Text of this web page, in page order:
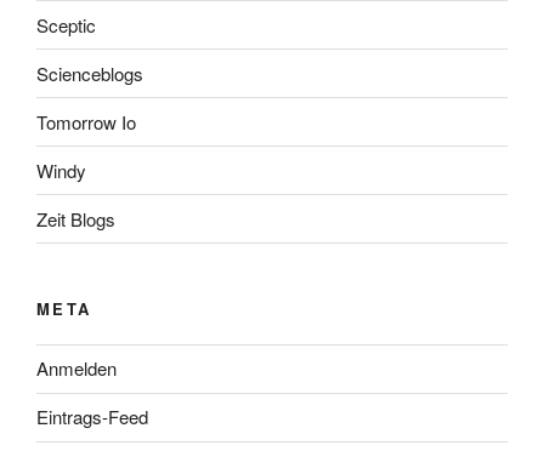
Sceptic
Scienceblogs
Tomorrow Io
Windy
Zeit Blogs
META
Anmelden
Eintrags-Feed